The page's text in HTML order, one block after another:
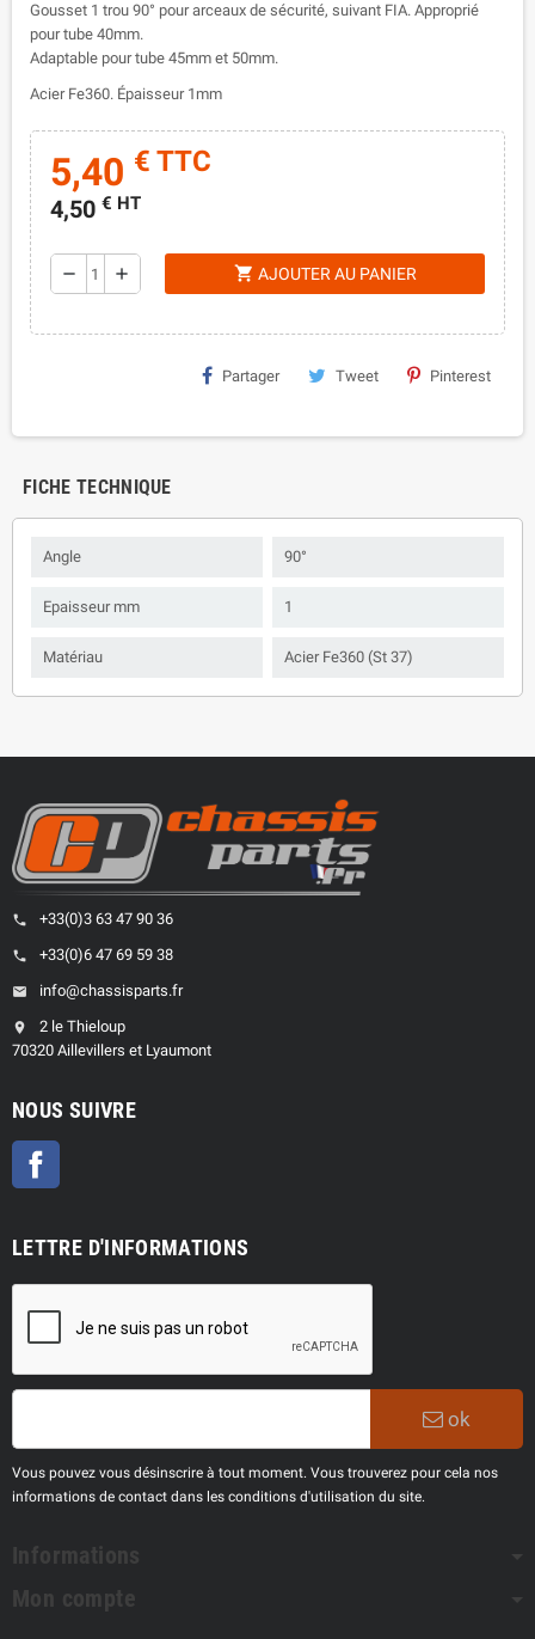
Gousset 1 trou 90° pour arceaux de sécurité, suivant FIA. Approprié
pour tube 40mm.
Adaptable pour tube 45mm et 50mm.
Acier Fe360. Épaisseur 1mm
5,40 € TTC
4,50 € HT
remove add shopping_cart AJOUTER AU PANIER
Partager Tweet Pinterest
FICHE TECHNIQUE
Angle 90°
Epaisseur mm 1
Matériau Acier Fe360 (St 37)
phone +33(0)3 63 47 90 36
phone +33(0)6 47 69 59 38
email info@chassisparts.fr
location_on
2 le Thieloup
70320 Aillevillers et Lyaumont
NOUS SUIVRE
LETTRE D'INFORMATIONS
ok
Vous pouvez vous désinscrire à tout moment. Vous trouverez pour cela nos
informations de contact dans les conditions d'utilisation du site.
Informations
Mon compte